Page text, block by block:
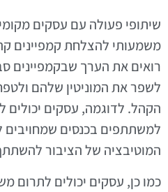
שיתופי פעולה עם עסקים
משמעותי להצלחת קמפיינים
רואים את הערך שבקמפיינים
לשפר את המוניטין שלהם
הקהל. לדוגמה, עסקים יכולים
למשתתפים בכנסים
המוטיבציה של הציבור
כמו כן, עסקים יכולים לתרום